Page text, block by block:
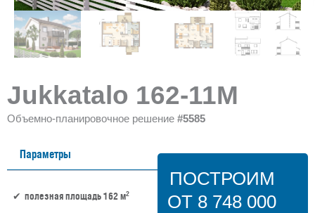
Jukkatalo 162-11M
Объемно-планировочное решение #5585
Параметры
полезная площадь 162 м2
ПОСТРОИМ
ОТ 8 748 000